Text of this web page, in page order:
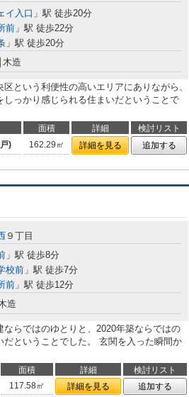
イ入口 」駅 徒歩20分
前 」駅 徒歩22分
」駅 徒歩20分
木造
という利便性の高いエリアにありながら、
っかり感じられる住まいだということで
面積 詳細
検討リスト
) 162.29㎡ 詳細を見る 追加する
９丁目
」駅 徒歩8分
校前 」駅 徒歩7分
前 」駅 徒歩12分
造
らではのゆとりと、2020年築ならではの
ということでした。 玄関を入った瞬間か
面積 詳細
検討リスト
117.58㎡ 詳細を見る 追加する